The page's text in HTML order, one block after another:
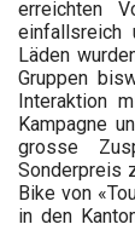
erreichten
einfallsreich
Läden
Gruppen
Interaktion
Kampagne
grosse
Sonderpreis
Bike von
in den